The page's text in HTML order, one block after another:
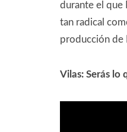
durante el que
tan radical
producción de
Vilas: Serás lo